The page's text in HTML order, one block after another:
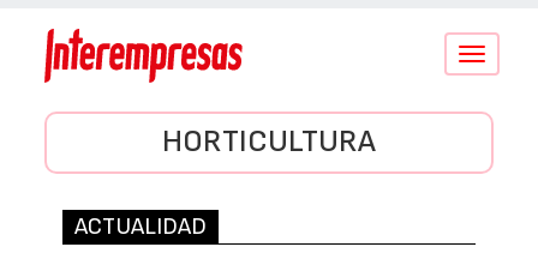
Conmutar
HORTICULTURA
ACTUALIDAD